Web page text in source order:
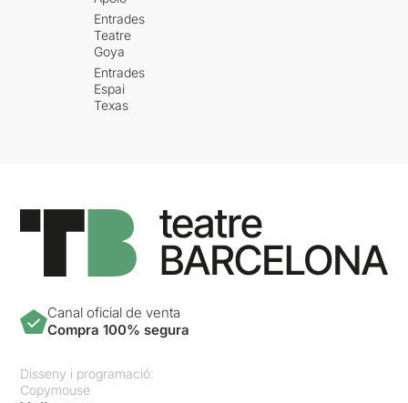
Entrades
Teatre
Goya
Entrades
Espai
Texas
Canal oficial de venta
Compra 100% segura
Disseny i programació:
Copymouse